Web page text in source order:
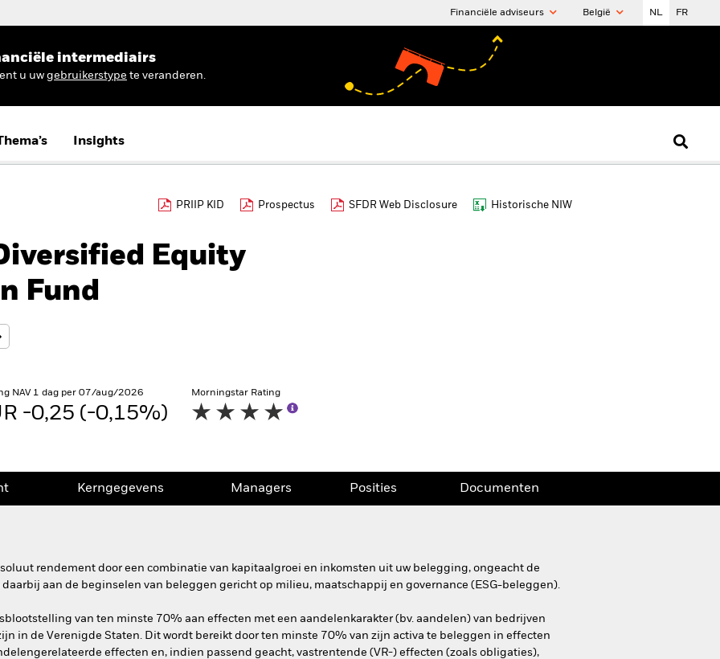
Financiële adviseurs België NL FR
intermediairs
u uw gebruikerstype te veranderen.
Insights
PRIIP KID Prospectus SFDR Web Disclosure Historische NIW
Equity
Fund
NAV 1 dag per 07/aug/2026
-0,25 (-0,15%)
Morningstar Rating
Kerngegevens Managers Posities Documenten
rendement door een combinatie van kapitaalgroei en inkomsten uit uw belegging, ongeacht de
aan de beginselen van beleggen gericht op milieu, maatschappij en governance (ESG-beleggen).
van ten minste 70% aan effecten met een aandelenkarakter (bv. aandelen) van bedrijven
in de Verenigde Staten. Dit wordt bereikt door ten minste 70% van zijn activa te beleggen in effecten
effecten en, indien passend geacht, vastrentende (VR-) effecten (zoals obligaties),